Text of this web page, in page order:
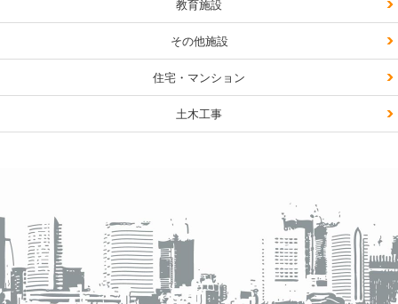
教育施設
その他施設
住宅・マンション
土木工事